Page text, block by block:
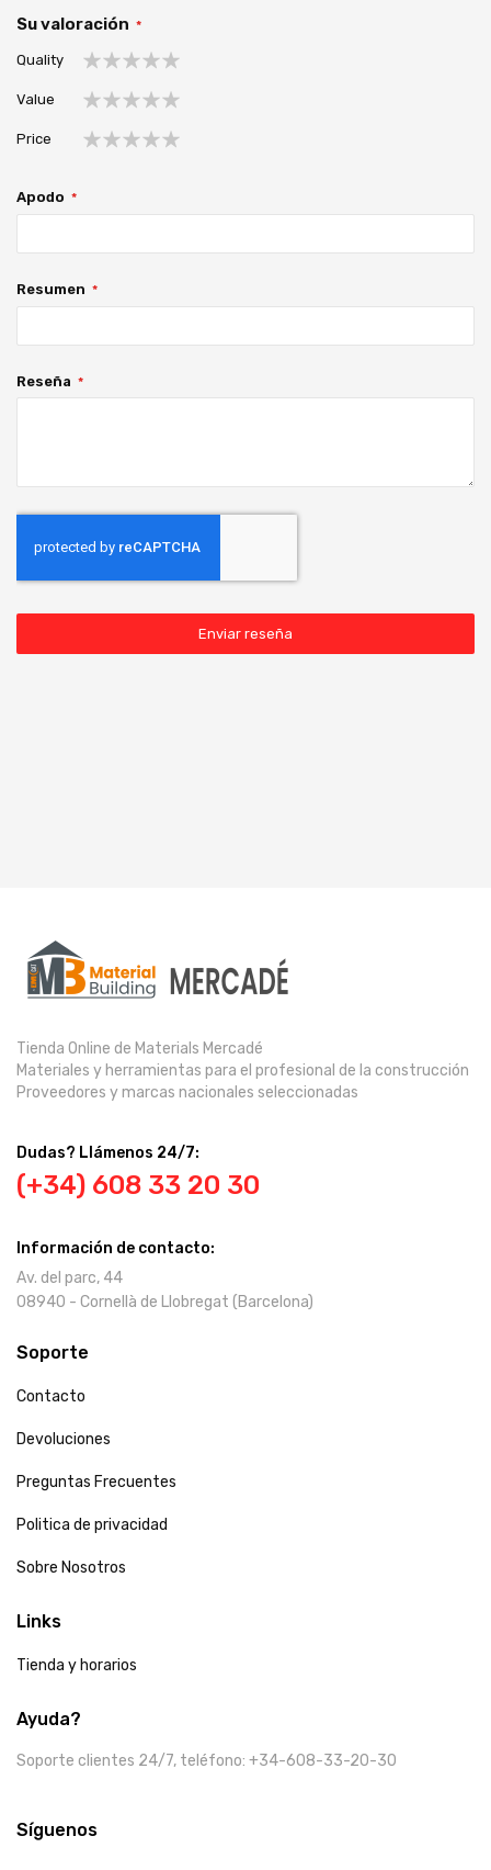
Su valoración
Quality
estrella
estrellas
estrellas
estrellas
estrellas
Value
estrella
estrellas
estrellas
estrellas
estrellas
Price
Apodo
Resumen
Reseña
Enviar reseña
Tienda Online de Materials Mercadé
Materiales y herramientas para el profesional de la construcción
Proveedores y marcas nacionales seleccionadas
Dudas? Llámenos 24/7:
(+34) 608 33 20 30
Información de contacto:
Av. del parc, 44
08940 - Cornellà de Llobregat (Barcelona)
Soporte
Contacto
Devoluciones
Preguntas Frecuentes
Politica de privacidad
Sobre Nosotros
Links
Tienda y horarios
Ayuda?
Soporte clientes 24/7, teléfono: +34-608-33-20-30
Síguenos